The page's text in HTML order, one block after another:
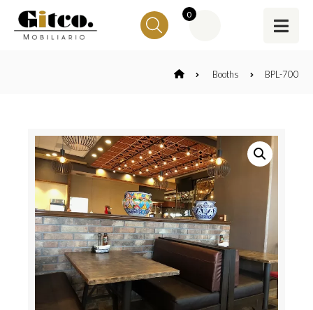
0
Booths BPL-700